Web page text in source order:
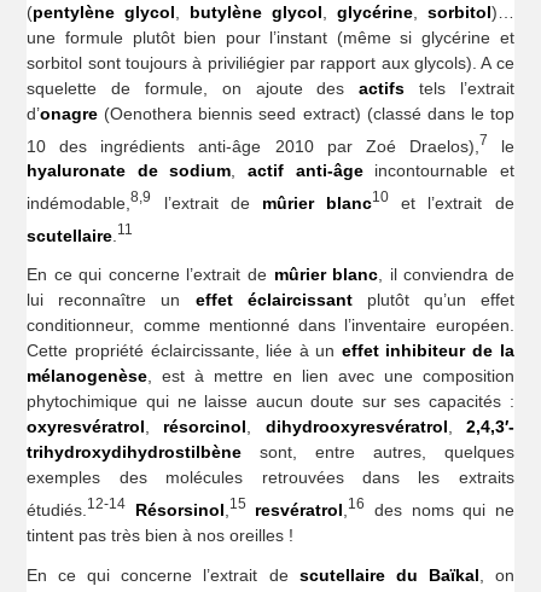
(pentylène glycol butylène glycol glycérine, sorbitol)…
une formule plutôt bien pour l’instant (même si glycérine et
sorbitol sont toujours à priviliégier par rapport aux glycols). A ce
squelette de formule, on ajoute desactifs tels l’extrait
d’onagre (Oenothera biennis seed extract) (classé dans le top
10 des ingrédients anti-âge 2010 par Zoé Draelos), 7
le
hyaluronate de sodium, actif anti-âgeincontournable et
indémodable,8,9 l’extrait de mûrier blanc10
et l’extrait de
scutellaire 11
En ce qui concerne l’extrait de mûrier blanc, il conviendra de
lui reconnaître un effet éclaircissantplutôt qu’un effet
conditionneur, comme mentionné dans l’inventaire européen.
Cette propriété éclaircissante, liée à un effet inhibiteur de la
mélanogenèse, est à mettre en lien avec une composition
phytochimique qui ne laisse aucun doute sur ses capacités :
oxyresvératrol, résorcinol, dihydrooxyresvératrol, 2,4,3′-
trihydroxydihydrostilbène sont, entre autres, quelques
exemples des molécules retrouvées dans les extraits
étudiés. 12-14 Résorsinol 15 resvératrol 16
des noms qui ne
tintent pas très bien à nos oreilles !
En ce qui concerne l’extrait de scutellaire du Baïkal , on